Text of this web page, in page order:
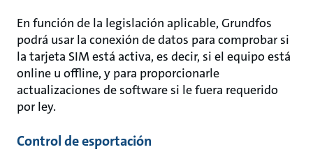
En función de la legislación aplicable, Grundfos
podrá usar la conexión de datos para comprobar si
la tarjeta SIM está activa, es decir, si el equipo está
online u offline, y para proporcionarle
actualizaciones de software si le fuera requerido
por ley.
Control de esportación